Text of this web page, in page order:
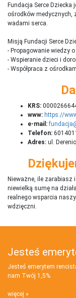
Fundacja Serce
ośrodków medycznych,
wadami serca.
Misją Fundacji Serce
- Propagowanie wiedzy
- Wspieranie dzieci i
- Współpraca z
KRS:
www: https://
e-mail:
Telefon:
Adres: ul.
Nieważne, ile zarabiasz
niewielką sumę na
realnego wsparcia
wdzięczni.
Jesteś
Jesteś emerytem
nam Twój 1,5%
więcej